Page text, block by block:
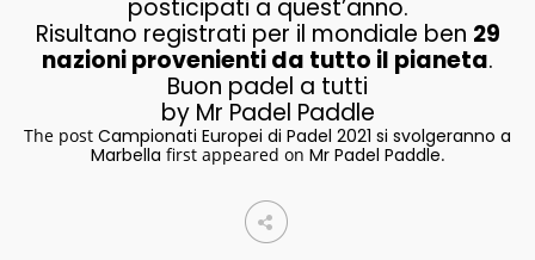
posticipati a quest’anno.
Risultano registrati per il mondiale ben 29
nazioni provenienti da tutto il pianeta.
Buon padel a tutti
by Mr Padel Paddle
The post Campionati Europei di Padel 2021 si svolgeranno a
Marbella first appeared on Mr Padel Paddle.